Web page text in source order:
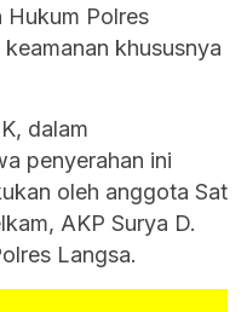
Hukum Polres
khususnya
dalam
penyerahan ini
oleh anggota Sat
AKP Surya D.
Langsa.